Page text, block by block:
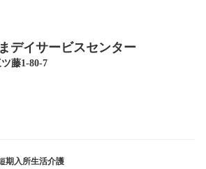
デイサービスセンター
藤1-80-7
期入所生活介護